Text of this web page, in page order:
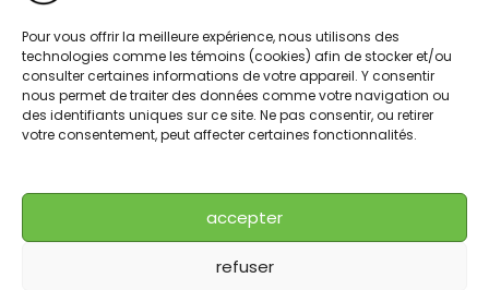
Pour vous offrir la meilleure expérience, nous utilisons des
technologies comme les témoins (cookies) afin de stocker et/ou
consulter certaines informations de votre appareil. Y consentir
nous permet de traiter des données comme votre navigation ou
des identifiants uniques sur ce site. Ne pas consentir, ou retirer
votre consentement, peut affecter certaines fonctionnalités.
accepter
refuser
← Usage sécuritaire des médicaments —
Déconstruction
Démospec en action
| 6 septembre 2024